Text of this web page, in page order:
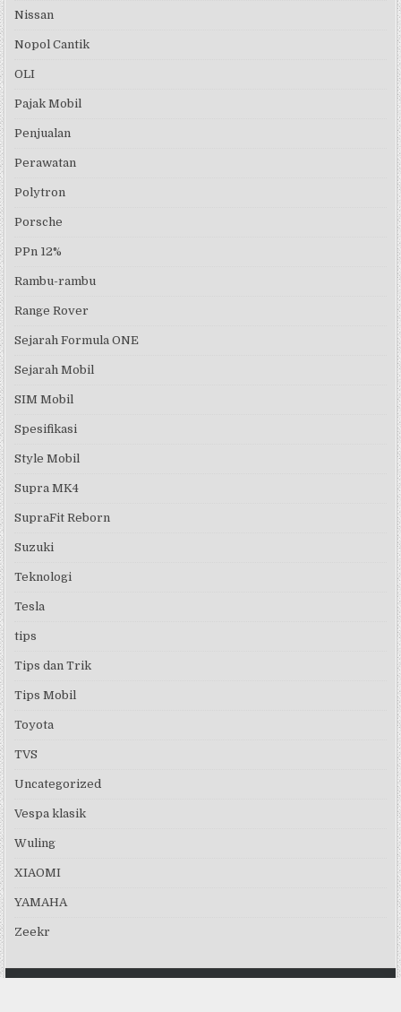
Nissan
Nopol Cantik
OLI
Pajak Mobil
Penjualan
Perawatan
Polytron
Porsche
PPn 12%
Rambu-rambu
Range Rover
Sejarah Formula ONE
Sejarah Mobil
SIM Mobil
Spesifikasi
Style Mobil
Supra MK4
SupraFit Reborn
Suzuki
Teknologi
Tesla
tips
Tips dan Trik
Tips Mobil
Toyota
TVS
Uncategorized
Vespa klasik
Wuling
XIAOMI
YAMAHA
Zeekr